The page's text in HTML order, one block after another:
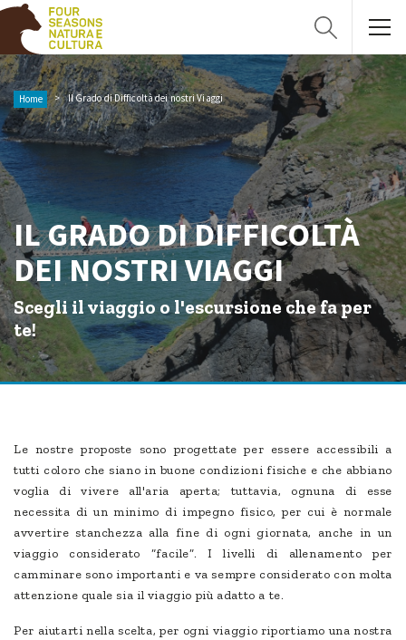
Home Il Grado di Difficoltà dei nostri Viaggi
IL GRADO DI DIFFICOLTÀ
DEI NOSTRI VIAGGI
Scegli il viaggio o l'escursione che fa per
te!
Le nostre proposte sono progettate per essere accessibili a
tutti coloro che siano in buone condizioni fisiche e che abbiano
voglia di vivere all'aria aperta; tuttavia, ognuna di esse
necessita di un minimo di impegno fisico, per cui è normale
avvertire stanchezza alla fine di ogni giornata, anche in un
viaggio considerato “facile”. I livelli di allenamento per
camminare sono importanti e va sempre considerato con molta
attenzione quale sia il viaggio più adatto a te.
Per aiutarti nella scelta, per ogni viaggio riportiamo una nostra